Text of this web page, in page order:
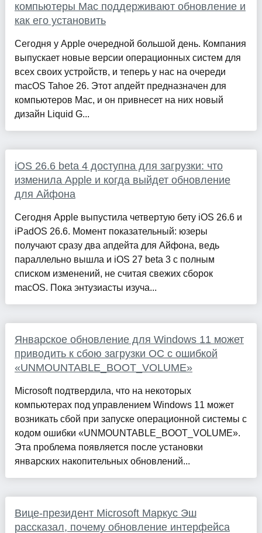
компьютеры Mac поддерживают обновление и
как его установить
Сегодня у Apple очередной большой день. Компания
выпускает новые версии операционных систем для
всех своих устройств, и теперь у нас на очереди
macOS Tahoe 26. Этот апдейт предназначен для
компьютеров Mac, и он привнесет на них новый
дизайн Liquid G...
iOS 26.6 beta 4 доступна для загрузки: что
изменила Apple и когда выйдет обновление
для Айфона
Сегодня Apple выпустила четвертую бету iOS 26.6 и
iPadOS 26.6. Момент показательный: юзеры
получают сразу два апдейта для Айфона, ведь
параллельно вышла и iOS 27 beta 3 с полным
списком изменений, не считая свежих сборок
macOS. Пока энтузиасты изуча...
Январское обновление для Windows 11 может
приводить к сбою загрузки ОС с ошибкой
«UNMOUNTABLE_BOOT_VOLUME»
Microsoft подтвердила, что на некоторых
компьютерах под управлением Windows 11 может
возникать сбой при запуске операционной системы с
кодом ошибки «UNMOUNTABLE_BOOT_VOLUME».
Эта проблема появляется после установки
январских накопительных обновлений...
Вице-президент Microsoft Маркус Эш
рассказал, почему обновление интерфейса